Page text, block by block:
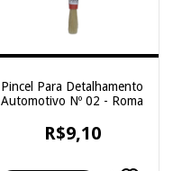
Pincel Para Detalhamento
Automotivo Nº 02 - Roma
R$9,10